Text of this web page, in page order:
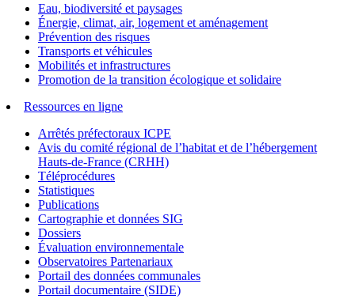
Eau, biodiversité et paysages
Énergie, climat, air, logement et aménagement
Prévention des risques
Transports et véhicules
Mobilités et infrastructures
Promotion de la transition écologique et solidaire
Ressources en ligne
Arrêtés préfectoraux ICPE
Avis du comité régional de l’habitat et de l’hébergement
Hauts-de-France (CRHH)
Téléprocédures
Statistiques
Publications
Cartographie et données SIG
Dossiers
Évaluation environnementale
Observatoires Partenariaux
Portail des données communales
Portail documentaire (SIDE)